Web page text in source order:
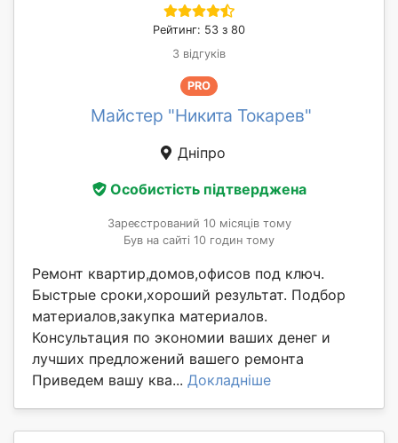
Рейтинг: 53 з 80
3 відгуків
PRO
Майстер "Никита Токарев"
Дніпро
Особистість підтверджена
Зареєстрований 10 місяців тому
Був на сайті 10 годин тому
Ремонт квартир,домов,офисов под ключ.
Быстрые сроки,хороший результат. Подбор
материалов,закупка материалов.
Консультация по экономии ваших денег и
лучших предложений вашего ремонта
Приведем вашу ква... Докладніше